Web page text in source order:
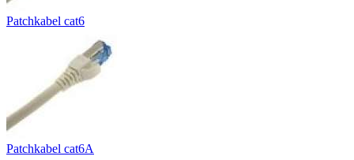
Patchkabel cat6
Patchkabel cat6A